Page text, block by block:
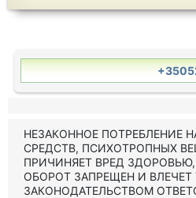
НЕЗАКОННОЕ ПОТРЕБЛЕНИЕ
СРЕДСТВ, ПСИХОТРОПНЫХ
ПРИЧИНЯЕТ ВРЕД
ОБОРОТ ЗАПРЕЩЕН И
ЗАКОНОДАТЕЛЬСТВОМ